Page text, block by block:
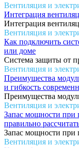
Вентиляция и
Интеграция
Интеграция
Вентиляция и
Как подключить
или доме
Система защиты от
Вентиляция и
Преимущества
и гибкость
Преимущества
Вентиляция и
Запас мощности при
правильно
Запас мощности при
Вентиляция и